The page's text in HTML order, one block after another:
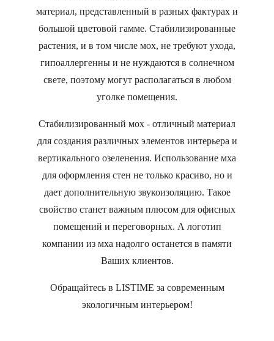
материал, представленный в разных фактурах и
большой цветовой гамме. Стабилизированные
растения, и в том числе мох, не требуют ухода,
гипоаллергенны и не нуждаются в солнечном
свете, поэтому могут располагаться в любом
уголке помещения.
Стабилизированный мох - отличный материал
для создания различных элементов интерьера и
вертикального озеленения. Использование мха
для оформления стен не только красиво, но и
дает дополнительную звукоизоляцию. Такое
свойство станет важным плюсом для офисных
помещений и переговорных. А логотип
компании из мха надолго останется в памяти
Ваших клиентов.
Обращайтесь в LISTIME за современным
экологичным интерьером!